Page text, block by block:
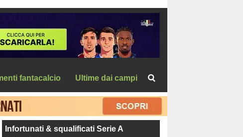
fantacalcio Ultime dai campi
Infortunati & squalificati Serie A